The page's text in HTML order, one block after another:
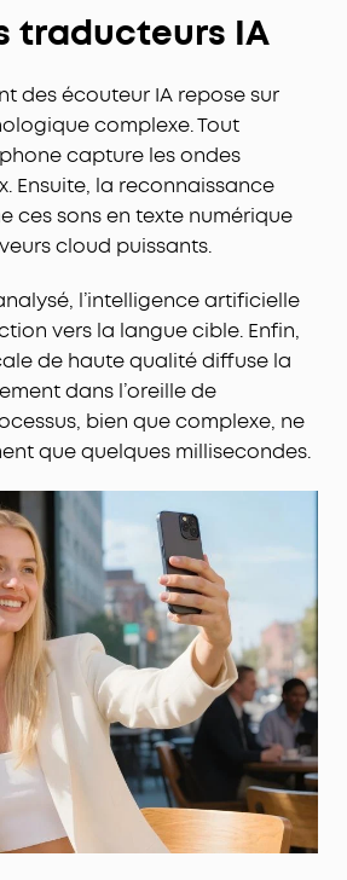
traducteurs IA
des écouteur IA repose sur
complexe. Tout
capture les ondes
Ensuite, la reconnaissance
ces sons en texte numérique
cloud puissants.
l’intelligence artificielle
vers la langue cible. Enfin,
de haute qualité diffuse la
dans l’oreille de
bien que complexe, ne
que quelques millisecondes.